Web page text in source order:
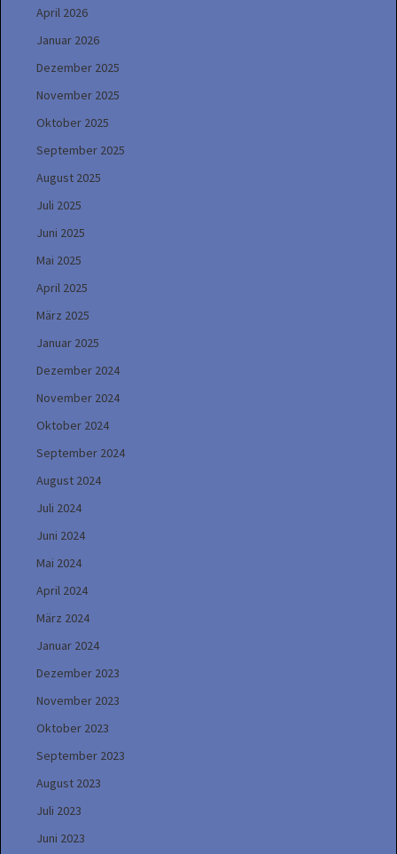
April 2026
Januar 2026
Dezember 2025
November 2025
Oktober 2025
September 2025
August 2025
Juli 2025
Juni 2025
Mai 2025
April 2025
März 2025
Januar 2025
Dezember 2024
November 2024
Oktober 2024
September 2024
August 2024
Juli 2024
Juni 2024
Mai 2024
April 2024
März 2024
Januar 2024
Dezember 2023
November 2023
Oktober 2023
September 2023
August 2023
Juli 2023
Juni 2023